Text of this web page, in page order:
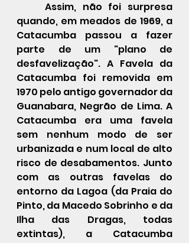
quando, em meados de 1969, a
Catacumba passou a fazer
parte de um "plano de
desfavelização". A Favela da
Catacumba foi removida em
1970 pelo antigo governador da
Guanabara, Negrão de Lima. A
Catacumba era uma favela
sem nenhum modo de ser
urbanizada e num local de alto
risco de desabamentos. Junto
com as outras favelas do
entorno da Lagoa (da Praia do
Pinto, da Macedo Sobrinho e da
Ilha das Dragas, todas
extintas), a Catacumba